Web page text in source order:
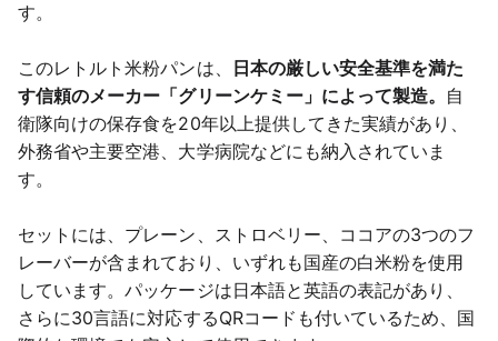
す。
このレトルト米粉パンは、
日本の厳しい安全基準を満た
す信頼のメーカー「グリーンケミー」によって製造。 自
衛隊向けの保存食を20年以上提供してきた実績があり、
外務省や主要空港、大学病院などにも納入されていま
す。
セットには、プレーン、ストロベリー、ココアの3つのフ
レーバーが含まれており、いずれも国産の白米粉を使用
しています。パッケージは日本語と英語の表記があり、
さらに30言語に対応するQRコードも付いているため、国